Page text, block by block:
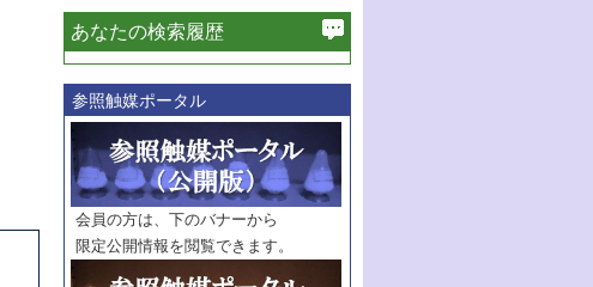
必ず含む
巻・号指定
巻
号
範囲指定
巻
号～
巻
号
触媒年鑑
年度
あなたの検索履歴
参照触媒ポータル
会員の方は、下のバナーから
限定公開情報を閲覧できます。